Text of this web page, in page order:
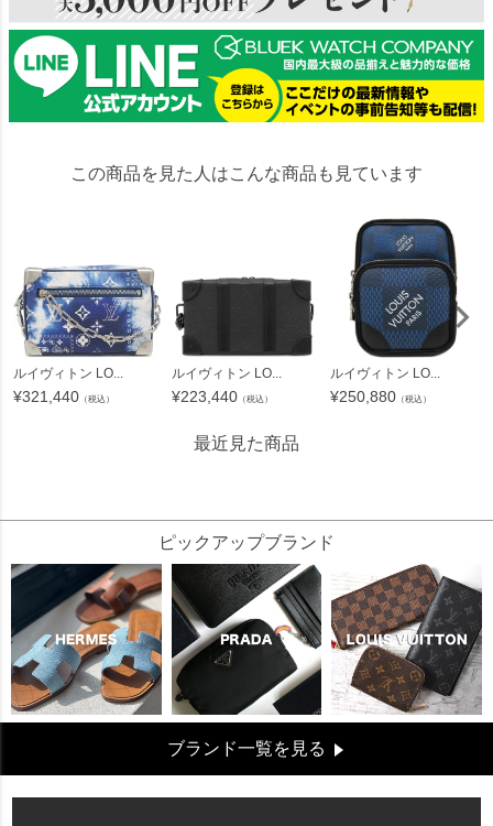
この商品を見た人はこんな商品も見ています
ルイヴィトン LO...
¥321,440 （税込）
ルイヴィトン LO...
¥223,440 （税込）
ルイヴィトン LO...
¥250,880 （税込）
最近見た商品
ピックアップブランド
ブランド一覧を見る